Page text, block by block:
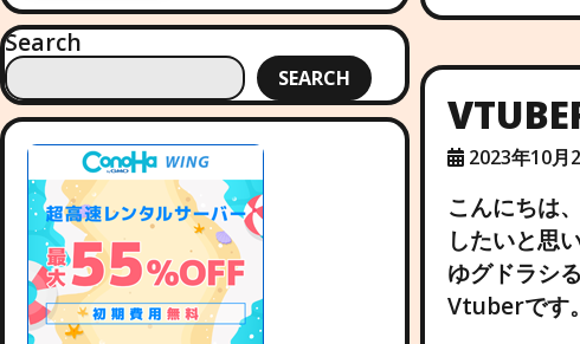
Search
SEARCH
2023年10月
こんにちは
したいと思
ゆグドラシ
Vtuberです。